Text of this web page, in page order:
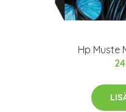
Hp Muste